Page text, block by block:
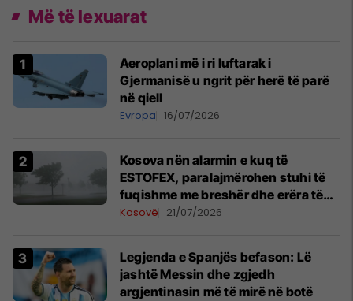
Më të lexuarat
Aeroplani më i ri luftarak i
Gjermanisë u ngrit për herë të parë
në qiell
Evropa 16/07/2026
Kosova nën alarmin e kuq të
ESTOFEX, paralajmërohen stuhi të
fuqishme me breshër dhe erëra të
forta
Kosovë 21/07/2026
Legjenda e Spanjës befason: Lë
jashtë Messin dhe zgjedh
argjentinasin më të mirë në botë